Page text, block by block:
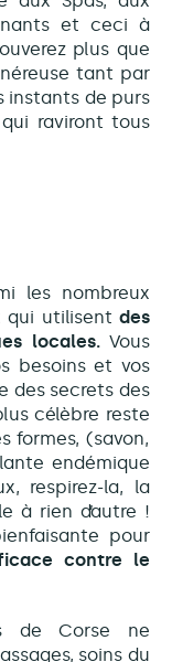
et ceci à
plus que
tant par
instants de purs
raviront tous
les nombreux
qui utilisent des
locales.Vous
besoins et vos
des secrets des
célèbre reste
formes, (savon,
endémique
respirez-la, la
à rien d’autre !
pour
contre le
de Corse ne
soins du